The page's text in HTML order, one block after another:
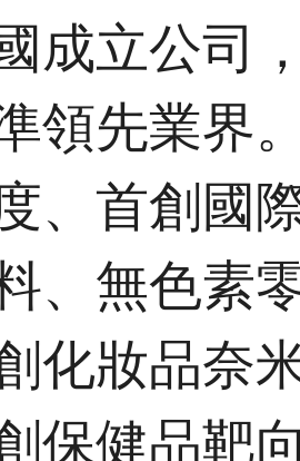
成立公司
領先業界
、首創國
、無色素
化妝品奈
保健品靶